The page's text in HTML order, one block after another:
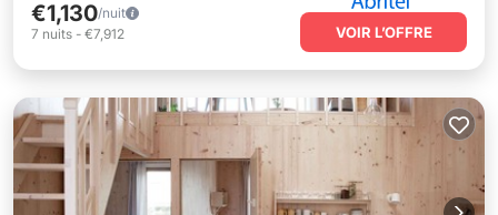
€1,130/nuit
7 nuits - €7,912 VOIR L’OFFRE